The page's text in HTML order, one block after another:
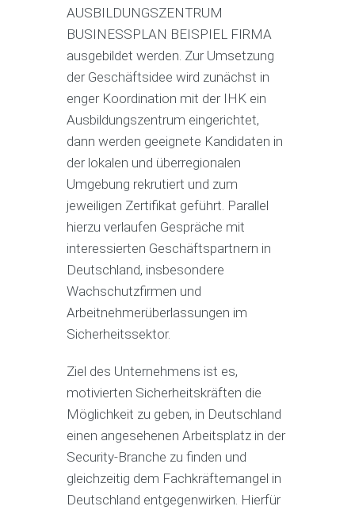
AUSBILDUNGSZENTRUM
BUSINESSPLAN BEISPIEL FIRMA
ausgebildet werden. Zur Umsetzung
der Geschäftsidee wird zunächst in
enger Koordination mit der IHK ein
Ausbildungszentrum eingerichtet,
dann werden geeignete Kandidaten in
der lokalen und überregionalen
Umgebung rekrutiert und zum
jeweiligen Zertifikat geführt. Parallel
hierzu verlaufen Gespräche mit
interessierten Geschäftspartnern in
Deutschland, insbesondere
Wachschutzfirmen und
Arbeitnehmerüberlassungen im
Sicherheitssektor.
Ziel des Unternehmens ist es,
motivierten Sicherheitskräften die
Möglichkeit zu geben, in Deutschland
einen angesehenen Arbeitsplatz in der
Security-Branche zu finden und
gleichzeitig dem Fachkräftemangel in
Deutschland entgegenwirken. Hierfür